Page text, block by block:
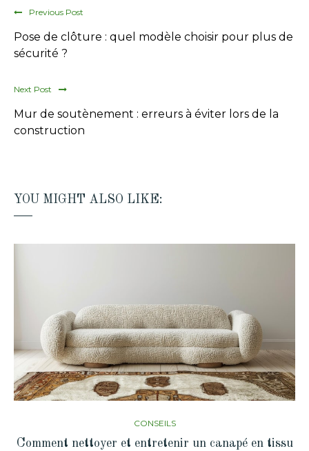
Previous Post
Pose de clôture : quel modèle choisir pour plus de
sécurité ?
Next Post
Mur de soutènement : erreurs à éviter lors de la
construction
YOU MIGHT ALSO LIKE:
CONSEILS
Comment nettoyer et entretenir un canapé en tissu